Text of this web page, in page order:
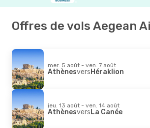
Offres de vols Aegean
mer. 5 août - ven. 7 août
AthènesversHéraklion
jeu. 13 août - ven. 14 août
AthènesversLa Canée